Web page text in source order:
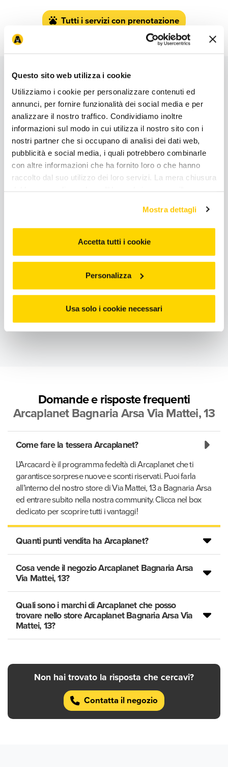
Questo sito web utilizza i cookie
Utilizziamo i cookie per personalizzare contenuti ed
annunci, per fornire funzionalità dei social media e per
analizzare il nostro traffico. Condividiamo inoltre
informazioni sul modo in cui utilizza il nostro sito con i
nostri partner che si occupano di analisi dei dati web,
pubblicità e social media, i quali potrebbero combinarle
con altre informazioni che ha fornito loro o che hanno
raccolto dal suo utilizzo dei loro servizi. La mera chiusura
la nostra cookie policy. Il consenso può essere espresso
cliccando "Accetto tutti i cookie” o selezionando le
diverse categorie di cookies da "Personalizza"
Mostra dettagli
Accetta tutti i cookie
Personalizza
Usa solo i cookie necessari
Tutti i servizi con prenotazione
Primi nella soddisfazione dei clienti
CX Store Research&Award2026 : Anche lo storeArcaplanet
Bagnaria Arsa Via Mattei, 13 ha contribuito nel conferire
Domande e risposte frequenti
Arcaplanet Bagnaria Arsa Via Mattei, 13
Come fare la tessera Arcaplanet?
L'Arcacard è il programma fedeltà di Arcaplanet che ti
garantisce sorprese nuove e sconti riservati. Puoi farla
all'interno del nostro store di Via Mattei, 13 a Bagnaria Arsa
ed entrare subito nella nostra community. Clicca nel box
dedicato per scoprire tutti i vantaggi!
Quanti punti vendita ha Arcaplanet?
Cosa vende il negozio Arcaplanet Bagnaria Arsa
Via Mattei, 13?
Quali sono i marchi di Arcaplanet che posso
trovare nello store Arcaplanet Bagnaria Arsa Via
Mattei, 13?
Non hai trovato la risposta che cercavi?
Contatta il negozio